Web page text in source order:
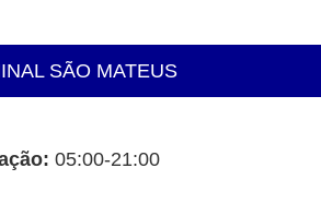
SÃO MATEUS
05:00-21:00